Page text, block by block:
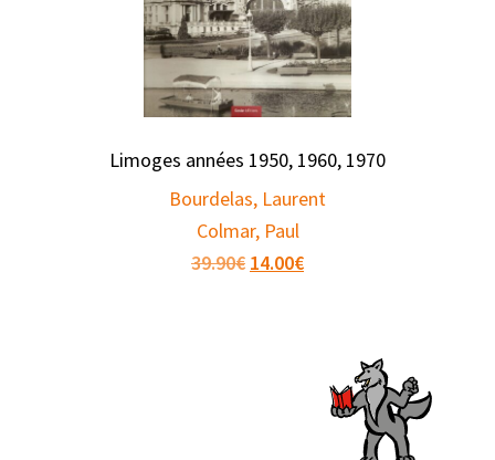
Limoges années 1950, 1960, 1970
Bourdelas, Laurent
Colmar, Paul
39.90€ Le
14.00€Le
14.00€.